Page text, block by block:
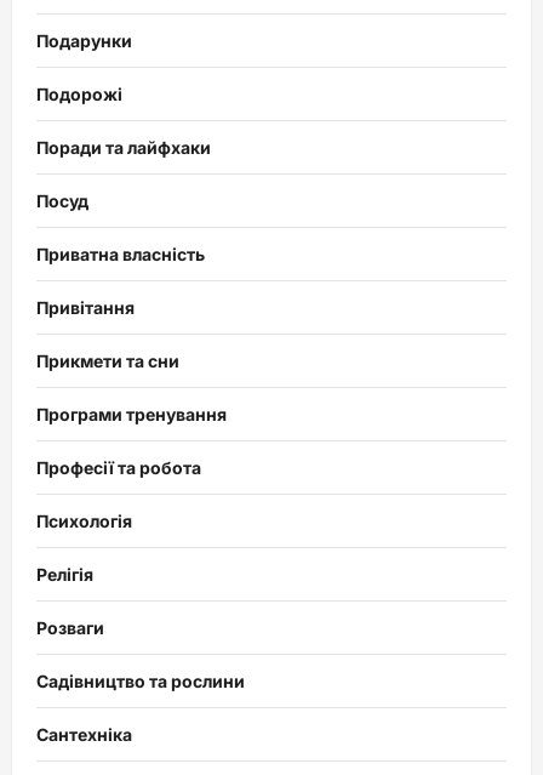
Подарунки
Подорожі
Поради та лайфхаки
Посуд
Приватна власність
Привітання
Прикмети та сни
Програми тренування
Професії та робота
Психологія
Релігія
Розваги
Садівництво та рослини
Сантехніка